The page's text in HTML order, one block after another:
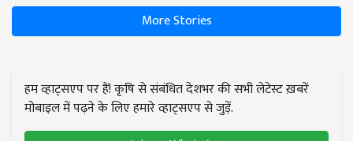
More Stories
हम व्हाट्सएप पर हैं! कृषि से संबंधित देशभर की सभी लेटेस्ट ख़बरें
मोबाइल में पढ़ने के लिए हमारे व्हाट्सएप से जुड़ें.